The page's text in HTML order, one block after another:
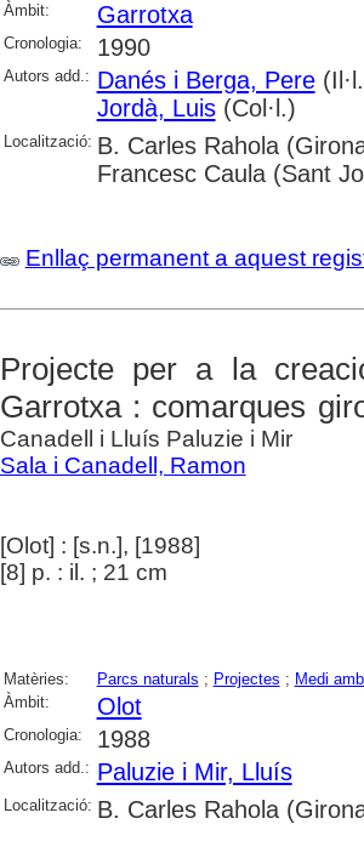
Àmbit: Garrotxa
Cronologia: 1990
Autors add.: Danés i Berga, Pere
Jordà, Luis(Col·l.)
Localització: B. Carles Rahola
Francesc Caula (Sant
Enllaç permanent a aquest
Projecte per a la
Garrotxa : comarques
Canadell i Lluís Paluzie i Mir
Sala i Canadell, Ramon
[Olot] : [s.n.], [1988]
[8] p. : il. ; 21 cm
Matèries: Parcs naturals ; Projectes ; Medi
Àmbit:
Olot
Cronologia: 1988
Autors add.: Paluzie i Mir, Lluís
Localització: B. Carles Rahola